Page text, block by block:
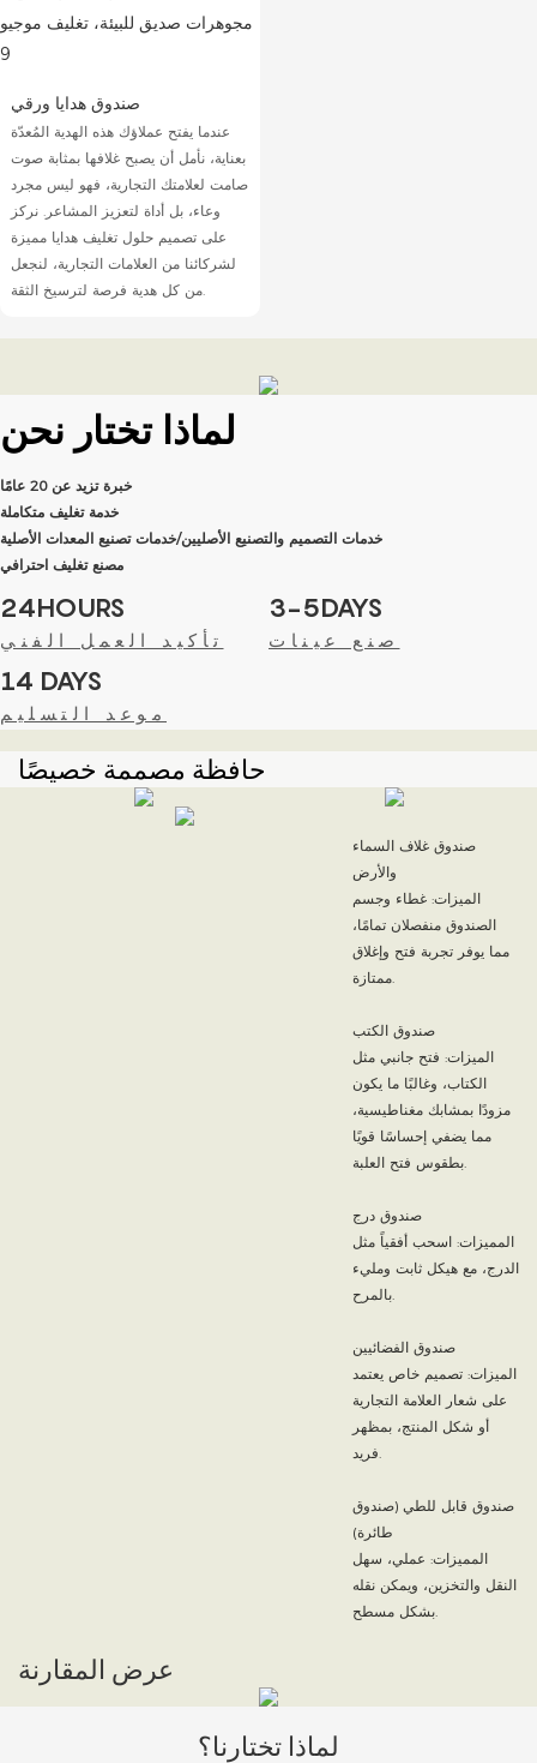
صندوق هدايا ورقي
عندما يفتح عملاؤك هذه الهدية المُعدّة
بعناية، نأمل أن يصبح غلافها بمثابة صوت
صامت لعلامتك التجارية، فهو ليس مجرد
وعاء، بل أداة لتعزيز المشاعر. نركز
على تصميم حلول تغليف هدايا مميزة
لشركائنا من العلامات التجارية، لنجعل
من كل هدية فرصة لترسيخ الثقة.
لماذا تختار نحن
خبرة تزيد عن 20 عامًا
خدمة تغليف متكاملة
خدمات التصميم والتصنيع الأصليين/خدمات تصنيع المعدات الأصلية
مصنع تغليف احترافي
24HOURS
تأكيد العمل الفني
3-5DAYS
صنع عينات
14 DAYS
موعد التسليم
حافظة مصممة خصيصًا
صندوق غلاف السماء
والأرض
الميزات: غطاء وجسم
الصندوق منفصلان تمامًا،
مما يوفر تجربة فتح وإغلاق
ممتازة.
صندوق الكتب
الميزات: فتح جانبي مثل
الكتاب، وغالبًا ما يكون
مزودًا بمشابك مغناطيسية،
مما يضفي إحساسًا قويًا
بطقوس فتح العلبة.
صندوق درج
المميزات: اسحب أفقياً مثل
الدرج، مع هيكل ثابت ومليء
بالمرح.
صندوق الفضائيين
الميزات: تصميم خاص يعتمد
على شعار العلامة التجارية
أو شكل المنتج، بمظهر
صندوق قابل للطي (صندوق
طائرة)
المميزات: عملي، سهل
النقل والتخزين، ويمكن نقله
بشكل مسطح.
عرض المقارنة
لماذا تختارنا؟